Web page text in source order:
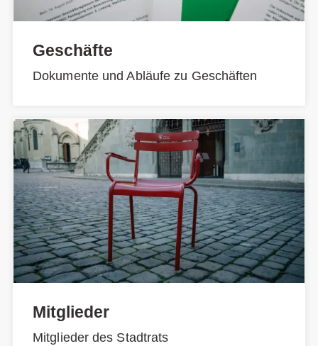
Geschäfte
Dokumente und Abläufe zu Geschäften
Mitglieder
Mitglieder des Stadtrats